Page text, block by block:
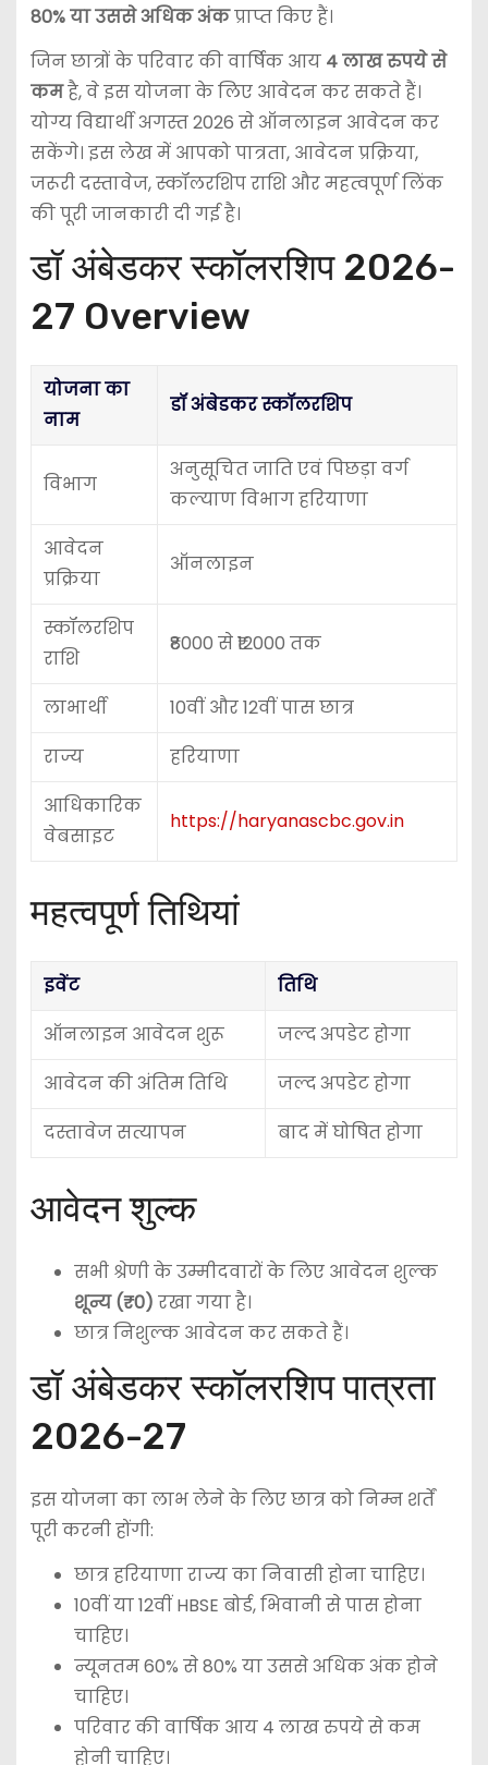
80% या उससे अधिक अंकप्राप्त किए हैं।
जिन छात्रों के परिवार की वार्षिक आय 4 लाख रुपये से
कमहै, वे इस योजना के लिए आवेदन कर सकते हैं।
योग्य विद्यार्थी अगस्त 2026 से ऑनलाइन आवेदन कर
सकेंगे। इस लेख में आपको पात्रता, आवेदन प्रक्रिया,
जरूरी दस्तावेज, स्कॉलरशिप राशि और महत्वपूर्ण लिंक
की पूरी जानकारी दी गई है।
डॉ अंबेडकर स्कॉलरशिप 2026-
27 Overview
योजना का
नाम
डॉ अंबेडकर स्कॉलरशिप
विभाग
अनुसूचित जाति एवं पिछड़ा वर्ग
कल्याण विभाग हरियाणा
आवेदन
प्रक्रिया
ऑनलाइन
स्कॉलरशिप
राशि
₹8000 से ₹12000 तक
लाभार्थी
10वीं और 12वीं पास छात्र
राज्य
हरियाणा
आधिकारिक
वेबसाइट
https://haryanascbc.gov.in
महत्वपूर्ण तिथियां
इवेंट
तिथि
ऑनलाइन आवेदन शुरू
जल्द अपडेट होगा
आवेदन की अंतिम तिथि
जल्द अपडेट होगा
दस्तावेज सत्यापन
बाद में घोषित होगा
आवेदन शुल्क
सभी श्रेणी के उम्मीदवारों के लिए आवेदन शुल्क
शून्य (₹0) रखा गया है।
छात्र निशुल्क आवेदन कर सकते हैं।
डॉ अंबेडकर स्कॉलरशिप पात्रता
2026-27
इस योजना का लाभ लेने के लिए छात्र को निम्न शर्तें
पूरी करनी होंगी:
छात्र हरियाणा राज्य का निवासी होना चाहिए।
10वीं या 12वीं HBSE बोर्ड, भिवानी से पास होना
चाहिए।
न्यूनतम 60% से 80% या उससे अधिक अंक होने
चाहिए।
परिवार की वार्षिक आय 4 लाख रुपये से कम
होनी चाहिए।